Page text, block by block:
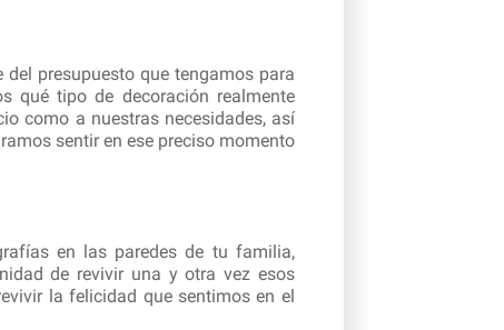
presupuesto que tengamos para
qué tipo de decoración realmente
como a nuestras necesidades, así
sentir en ese preciso momento
en las paredes de tu familia,
de revivir una y otra vez esos
la felicidad que sentimos en el